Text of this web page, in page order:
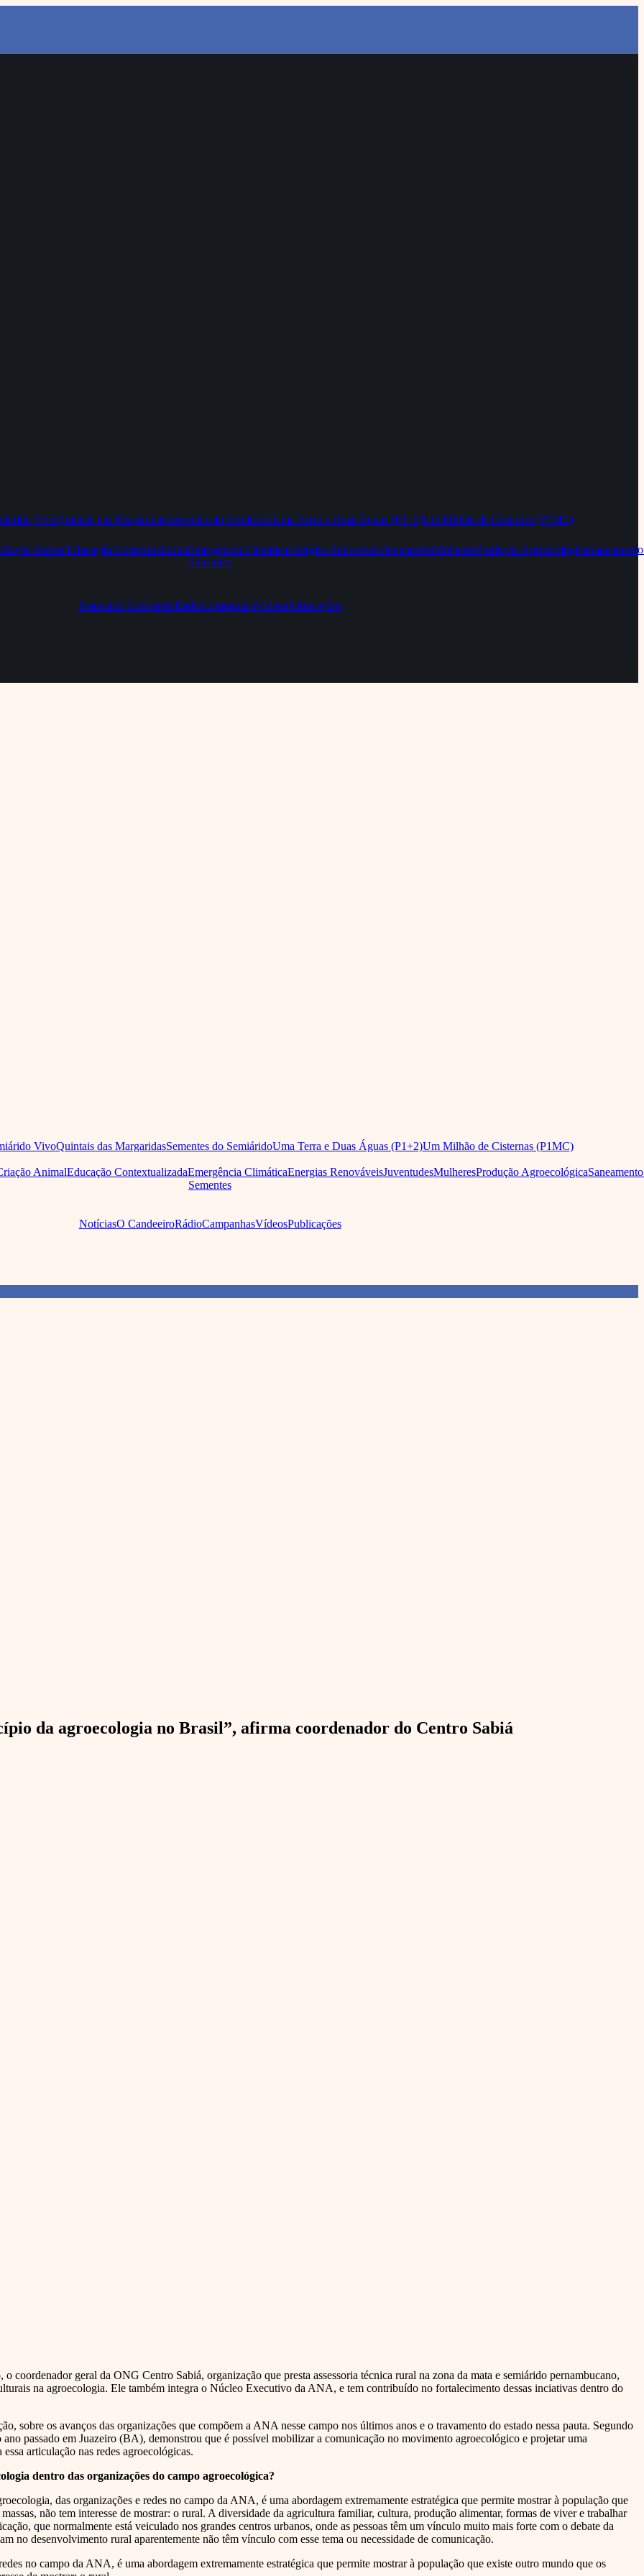
VivoQuintais das MargaridasSementes do SemiáridoUma Terra e Duas Águas (P1+2)Um Milhão de Cisternas (P1MC)
AnimalEducação ContextualizadaEmergência ClimáticaEnergias RenováveisJuventudesMulheresProdução Agroecológica
Sementes
NotíciasO CandeeiroRádioCampanhasVídeosPublicações
VivoQuintais das MargaridasSementes do SemiáridoUma Terra e Duas Águas (P1+2)Um Milhão de Cisternas (P1MC)
AnimalEducação ContextualizadaEmergência ClimáticaEnergias RenováveisJuventudesMulheresProdução Agroecológica
Sementes
NotíciasO CandeeiroRádioCampanhasVídeosPublicações
da agroecologia no Brasil”, afirma coordenador do Centro Sabiá
coordenador geral da ONG Centro Sabiá, organização que presta assessoria técnica rural na zona da mata e semiárido pernambucano,
na agroecologia. Ele também integra o Núcleo Executivo da ANA, e tem contribuído no fortalecimento dessas inciativas dentro do
sobre os avanços das organizações que compõem a ANA nesse campo nos últimos anos e o travamento do estado nessa pauta. Segundo
passado em Juazeiro (BA), demonstrou que é possível mobilizar a comunicação no movimento agroecológico e projetar uma
articulação nas redes agroecológicas.
dentro das organizações do campo agroecológica?
das organizações e redes no campo da ANA, é uma abordagem extremamente estratégica que permite mostrar à população que
não tem interesse de mostrar: o rural. A diversidade da agricultura familiar, cultura, produção alimentar, formas de viver e trabalhar
que normalmente está veiculado nos grandes centros urbanos, onde as pessoas têm um vínculo muito mais forte com o debate da
no desenvolvimento rural aparentemente não têm vínculo com esse tema ou necessidade de comunicação.
no campo da ANA, é uma abordagem extremamente estratégica que permite mostrar à população que existe outro mundo que os